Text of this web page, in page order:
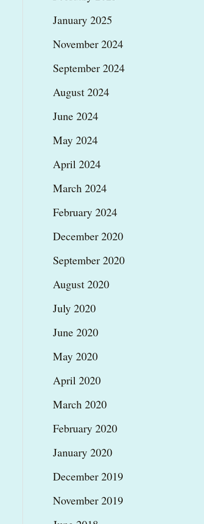
January 2025
November 2024
September 2024
August 2024
June 2024
May 2024
April 2024
March 2024
February 2024
December 2020
September 2020
August 2020
July 2020
June 2020
May 2020
April 2020
March 2020
February 2020
January 2020
December 2019
November 2019